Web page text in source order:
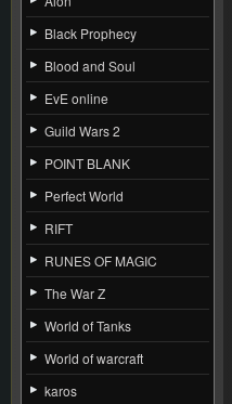
Black Prophecy
Blood and Soul
EvE online
Guild Wars 2
POINT BLANK
Perfect World
RIFT
RUNES OF MAGIC
The War Z
World of Tanks
World of warcraft
karos